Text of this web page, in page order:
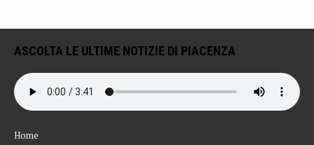
ASCOLTA LE ULTIME NOTIZIE DI PIACENZA
Home